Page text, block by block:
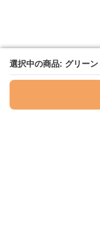
選択中の商品: グリーン
選択中の商品: グリーン